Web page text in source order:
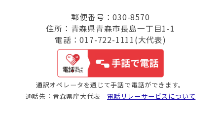
郵便番号：030-8570
住所：青森県青森市長島一丁目1-1
電話：017-722-1111(大代表)
通訳オペレータを通じて手話で電話ができます。
通話先：青森県庁大代表 電話リレーサービスについて